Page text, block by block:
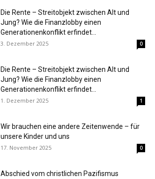
Die Rente – Streitobjekt zwischen Alt und
Jung? Wie die Finanzlobby einen
Generationenkonflikt erfindet...
3. Dezember 2025 0
Die Rente – Streitobjekt zwischen Alt und
Jung? Wie die Finanzlobby einen
Generationenkonflikt erfindet...
1. Dezember 2025 1
Wir brauchen eine andere Zeitenwende – für
unsere Kinder und uns
17. November 2025 0
Abschied vom christlichen Pazifismus